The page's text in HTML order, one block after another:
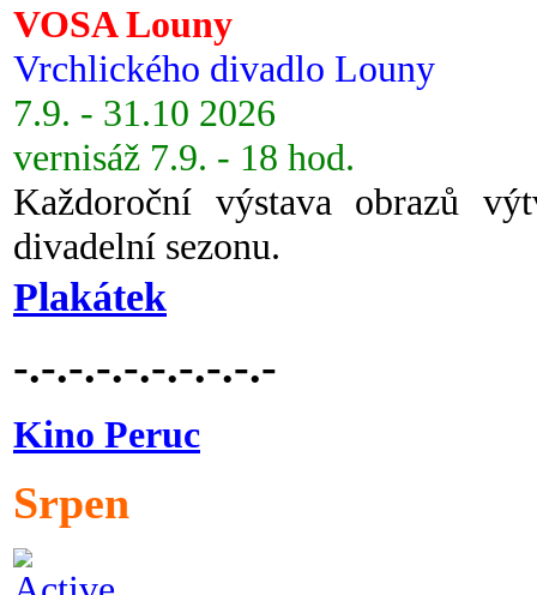
VOSA Louny
Vrchlického divadlo Louny
7.9. - 31.10 2026
vernisáž 7.9. - 18 hod.
Každoroční výstava obrazů
divadelní sezonu.
Plakátek
-.-.-.-.-.-.-.-.-.-
Kino Peruc
Srpen